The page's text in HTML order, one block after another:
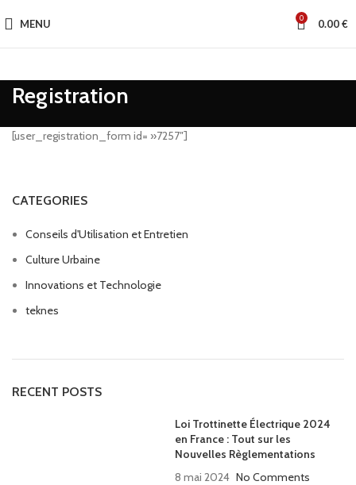
MENU 0 0.00€
Registration
[user_registration_form id= »7257″]
CATEGORIES
Conseils d'Utilisation et Entretien
Culture Urbaine
Innovations et Technologie
teknes
RECENT POSTS
Loi Trottinette Électrique 2024
en France : Tout sur les
Nouvelles Règlementations
8 mai 2024 No Comments